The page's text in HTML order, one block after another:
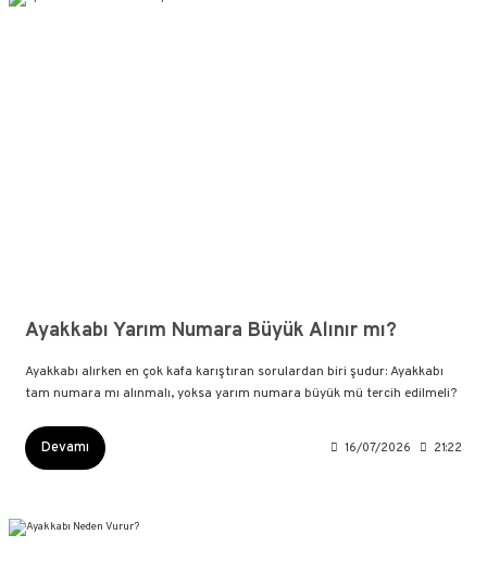
Ayakkabı Yarım Numara Büyük Alınır mı?
Ayakkabı alırken en çok kafa karıştıran sorulardan biri şudur: Ayakkabı
tam numara mı alınmalı, yoksa yarım numara büyük mü tercih edilmeli?
Devamı 16/07/2026 21:22